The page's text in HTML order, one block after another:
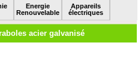
Energie
Renouvelable
Appareils
électriques
acier galvanisé